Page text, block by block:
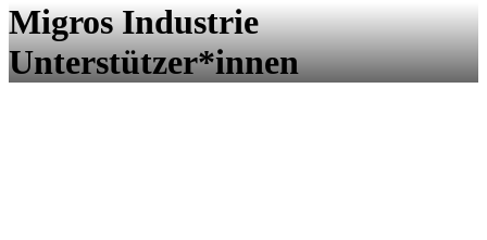
Migros Industrie
Unterstützer*innen